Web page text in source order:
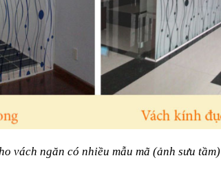
vách ngăn có nhiều mẫu mã (ảnh sưu tầm)